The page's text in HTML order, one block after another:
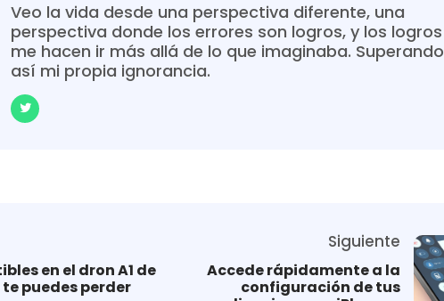
Veo la vida desde una perspectiva diferente, una
perspectiva donde los errores son logros, y los logros
me hacen ir más allá de lo que imaginaba. Superando
así mi propia ignorancia.
en el dron A1 de
puedes perder
Siguiente
Accede rápidamente a la
configuración de tus